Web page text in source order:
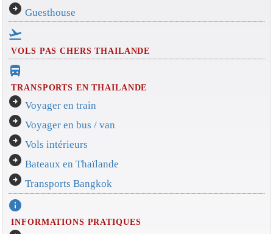
arrow_circle_right Guesthouse
flight_takeoff
VOLS PAS CHERS THAILANDE
directions_bus_filled
TRANSPORTS EN THAILANDE
arrow_circle_right Voyager en train
arrow_circle_right Voyager en bus / van
arrow_circle_right Vols intérieurs
arrow_circle_right Bateaux en Thaïlande
arrow_circle_right Transports Bangkok
info
INFORMATIONS PRATIQUES